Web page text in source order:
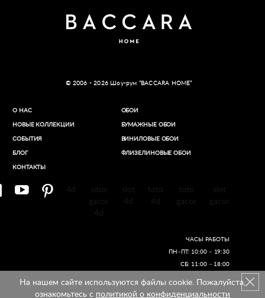
© 2006 - 2026 Шоу-рум “BACCARA HOME”
О НАС
НОВЫЕ КОЛЛЕКЦИИ
СОБЫТИЯ
БЛОГ
КОНТАКТЫ
ОБОИ
БУМАЖНЫЕ ОБОИ
ВИНИЛОВЫЕ ОБОИ​
ФЛИЗЕЛИНОВЫЕ ОБОИ
ЧАСЫ РАБОТЫ
ПН–ПТ: 10:00 – 19:30
СБ: 11:00 – 18:00
Создание сайтов
На нашем сайте используются файлы cookie. Пожалуйста,
ознакомьтесь с политикой о конфиденциальности